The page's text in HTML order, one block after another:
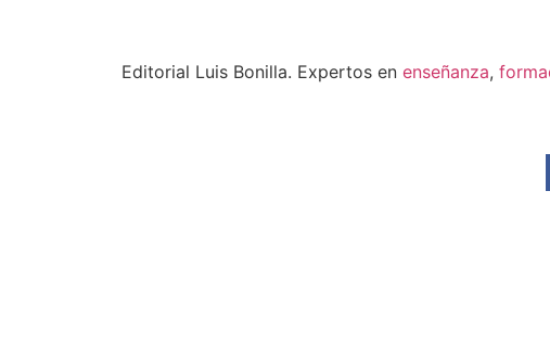
Editorial Luis Bonilla. Expertos en enseñanza,